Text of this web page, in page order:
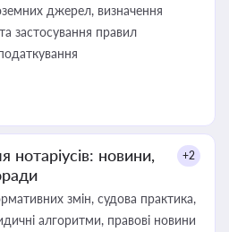
джерел, визначення
застосування правил
нотаріусів: новини,
+2
змін, судова практика,
алгоритми, правові новини